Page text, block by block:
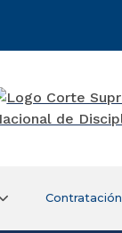
Contratación